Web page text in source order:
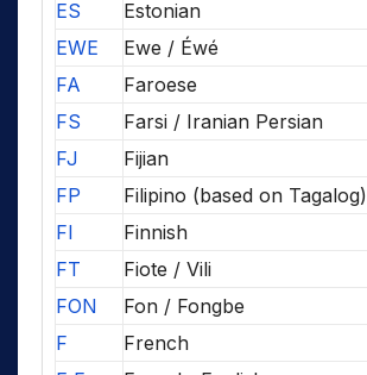
ES
Estonian
EWE
Ewe / Éwé
FA
Faroese
FS
Farsi / Iranian Persian
FJ
Fijian
FP
Filipino (based on Tagalog)
FI
Finnish
FT
Fiote / Vili
FON
Fon / Fongbe
F
French